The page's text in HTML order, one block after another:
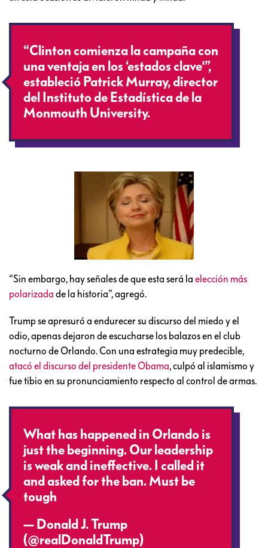
“Clinton comienza la campaña con
una ventaja en los ‘estados clave'”,
estableció Patrick Murray, director
del Instituto de Estadística de la
Monmouth University.
“Sin embargo, hay señales de que esta será la elección más
polarizada de la historia”, agregó.
Trump se apresuró a endurecer su discurso del miedo y el
odio, apenas dejaron de escucharse los balazos en el club
nocturno de Orlando. Con una estrategia muy predecible,
atacó el discurso del presidente Obama, culpó al islamismo y
fue tibio en su pronunciamiento respecto al control de armas.
What has happened in Orlando is
just the beginning. Our leadership
is weak and ineffective. I called it
and asked for the ban. Must be
tough
— Donald J. Trump
(@realDonaldTrump)